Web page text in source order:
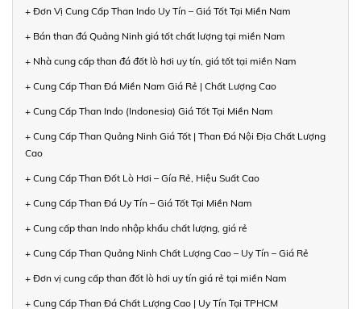
+ Đơn Vị Cung Cấp Than Indo Uy Tín – Giá Tốt Tại Miền Nam
+ Bán than đá Quảng Ninh giá tốt chất lượng tại miền Nam
+ Nhà cung cấp than đá đốt lò hơi uy tín, giá tốt tại miền Nam
+ Cung Cấp Than Đá Miền Nam Giá Rẻ | Chất Lượng Cao
+ Cung Cấp Than Indo (Indonesia) Giá Tốt Tại Miền Nam
+ Cung Cấp Than Quảng Ninh Giá Tốt | Than Đá Nội Địa Chất Lượng
Cao
+ Cung Cấp Than Đốt Lò Hơi – Gía Rẻ, Hiệu Suất Cao
+ Cung Cấp Than Đá Uy Tín – Giá Tốt Tại Miền Nam
+ Cung cấp than Indo nhập khẩu chất lượng, giá rẻ
+ Cung Cấp Than Quảng Ninh Chất Lượng Cao – Uy Tín – Giá Rẻ
+ Đơn vị cung cấp than đốt lò hơi uy tín giá rẻ tại miền Nam
+ Cung Cấp Than Đá Chất Lượng Cao | Uy Tín Tại TPHCM